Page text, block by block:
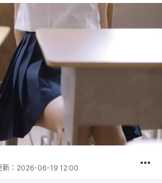
新： 2026-06-19 12:00